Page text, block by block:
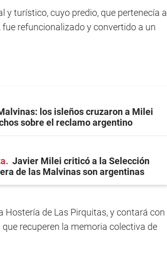
y turístico, cuyo predio, que pertenecía a
refuncionalizado y convertido a un
los isleños cruzaron a Milei
sobre el reclamo argentino
Javier Milei criticó a la Selección
de las Malvinas son argentinas
Hostería de Las Pirquitas, y contará con
recuperen la memoria colectiva de